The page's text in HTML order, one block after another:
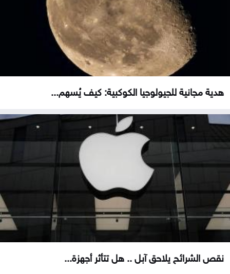
هدية مجانية للجيولوجيا الكوكبية: كيف يُسهم...
نقص الشرائح يلاحق آبل .. هل تتأثر أجهزة...